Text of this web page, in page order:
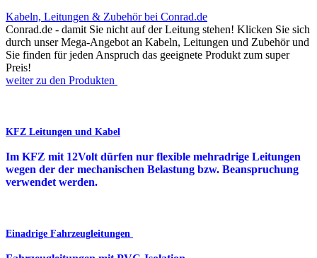
Kabeln, Leitungen & Zubehör bei Conrad.de
Conrad.de - damit Sie nicht auf der Leitung stehen! Klicken Sie sich
durch unser Mega-Angebot an Kabeln, Leitungen und Zubehör und
Sie finden für jeden Anspruch das geeignete Produkt zum super
Preis!
weiter zu den Produkten
KFZ Leitungen und Kabel
Im KFZ mit 12Volt dürfen nur flexible mehradrige Leitungen
wegen der der mechanischen Belastung bzw. Beanspruchung
verwendet werden.
Einadrige Fahrzeugleitungen